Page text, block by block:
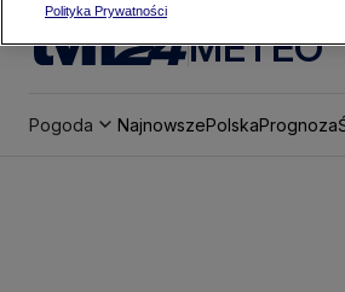
METEO
Pogoda NajnowszePolskaPrognoza
Polityka Prywatności